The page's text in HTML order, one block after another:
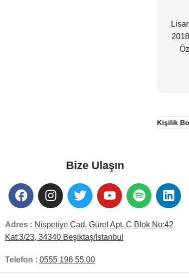
Kişilik
Bize Ulaşın
Adres : Nispetiye Cad. Gürel Apt. C Blok No:42
Kat:3/23, 34340 Beşiktaş/İstanbul
Telefon : 0555 196 55 00